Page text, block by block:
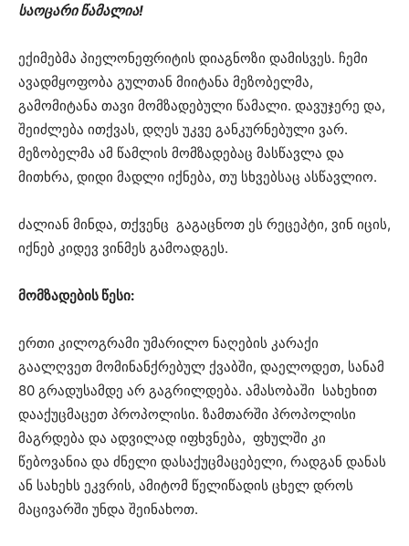
საოცარი წამალია!
ექიმებმა პიელონეფრიტის დიაგნოზი დამისვეს. ჩემი
ავადმყოფობა გულთან მიიტანა მეზობელმა,
გამომიტანა თავი მომზადებული წამალი. დავუჯერე და,
შეიძლება ითქვას, დღეს უკვე განკურნებული ვარ.
მეზობელმა ამ წამლის მომზადებაც მასწავლა და
მითხრა, დიდი მადლი იქნება, თუ სხვებსაც ასწავლიო.
ძალიან მინდა, თქვენც გაგაცნოთ ეს რეცეპტი, ვინ იცის,
იქნებ კიდევ ვინმეს გამოადგეს.
მომზადების წესი:
ერთი კილოგრამი უმარილო ნაღების კარაქი
გაალღვეთ მომინანქრებულ ქვაბში, დაელოდეთ, სანამ
80 გრადუსამდე არ გაგრილდება. ამასობაში სახეხით
დააქუცმაცეთ პროპოლისი. ზამთარში პროპოლისი
მაგრდება და ადვილად იფხვნება, ფხულში კი
წებოვანია და ძნელი დასაქუცმაცებელი, რადგან დანას
ან სახეხს ეკვრის, ამიტომ წელიწადის ცხელ დროს
მაცივარში უნდა შეინახოთ.